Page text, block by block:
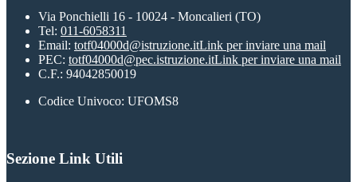
Via Ponchielli 16 - 10024 - Moncalieri (TO)
Tel: 011-6058311
Email: totf04000d@istruzione.itLink per inviare una mail
PEC: totf04000d@pec.istruzione.itLink per inviare una mail
C.F.: 94042850019
Codice Univoco: UFOMS8
Sezione Link Utili